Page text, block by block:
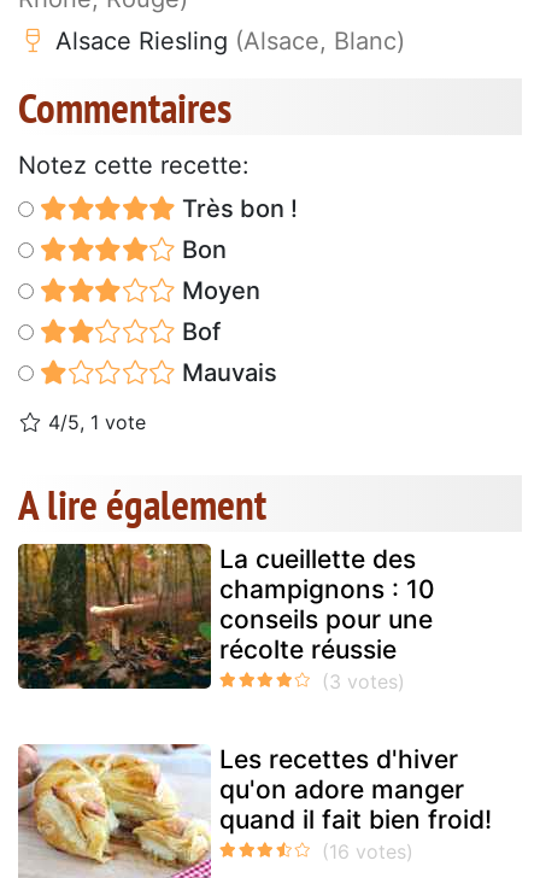
Alsace Riesling (Alsace, Blanc)
Commentaires
Notez cette recette:
Très bon !
Bon
Moyen
Bof
Mauvais
4/5, 1 vote
A lire également
La cueillette des
champignons : 10
conseils pour une
récolte réussie
Les recettes d'hiver
qu'on adore manger
quand il fait bien froid!